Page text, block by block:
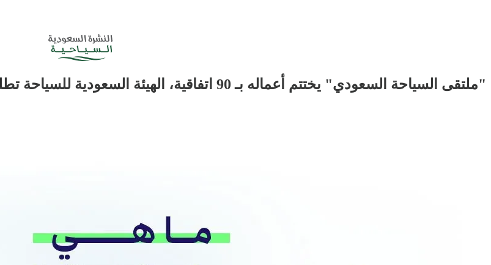
"ملتقى السياحة السعودي" يختتم أعماله بـ 90 اتفاقية، الهيئة السعودية للسياحة تطلق منصة "شريك السعودية"